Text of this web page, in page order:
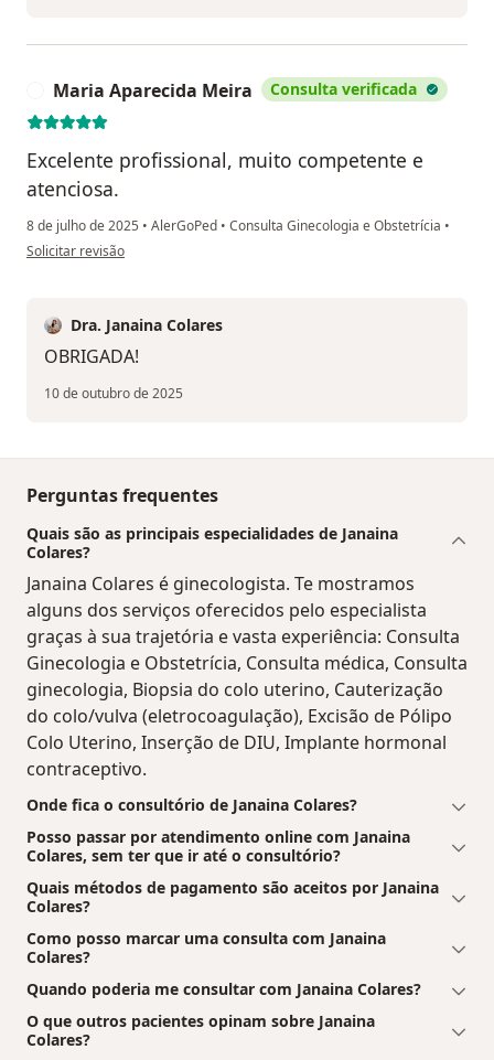
Maria Aparecida Meira Consulta verificada
Excelente profissional, muito competente e
atenciosa.
8 de julho de 2025 • AlerGoPed • Consulta Ginecologia e Obstetrícia •
na opinião do utilizador Maria Aparecida Meira
Solicitar revisão
Dra. Janaina Colares
OBRIGADA!
10 de outubro de 2025
Perguntas frequentes
Quais são as principais especialidades de Janaina
Colares?
Janaina Colares é ginecologista. Te mostramos
alguns dos serviços oferecidos pelo especialista
graças à sua trajetória e vasta experiência: Consulta
Ginecologia e Obstetrícia, Consulta médica, Consulta
ginecologia, Biopsia do colo uterino, Cauterização
do colo/vulva (eletrocoagulação), Excisão de Pólipo
Colo Uterino, Inserção de DIU, Implante hormonal
contraceptivo.
Onde fica o consultório de Janaina Colares?
Posso passar por atendimento online com Janaina
Colares, sem ter que ir até o consultório?
Quais métodos de pagamento são aceitos por Janaina
Colares?
Como posso marcar uma consulta com Janaina
Colares?
Quando poderia me consultar com Janaina Colares?
O que outros pacientes opinam sobre Janaina
Colares?